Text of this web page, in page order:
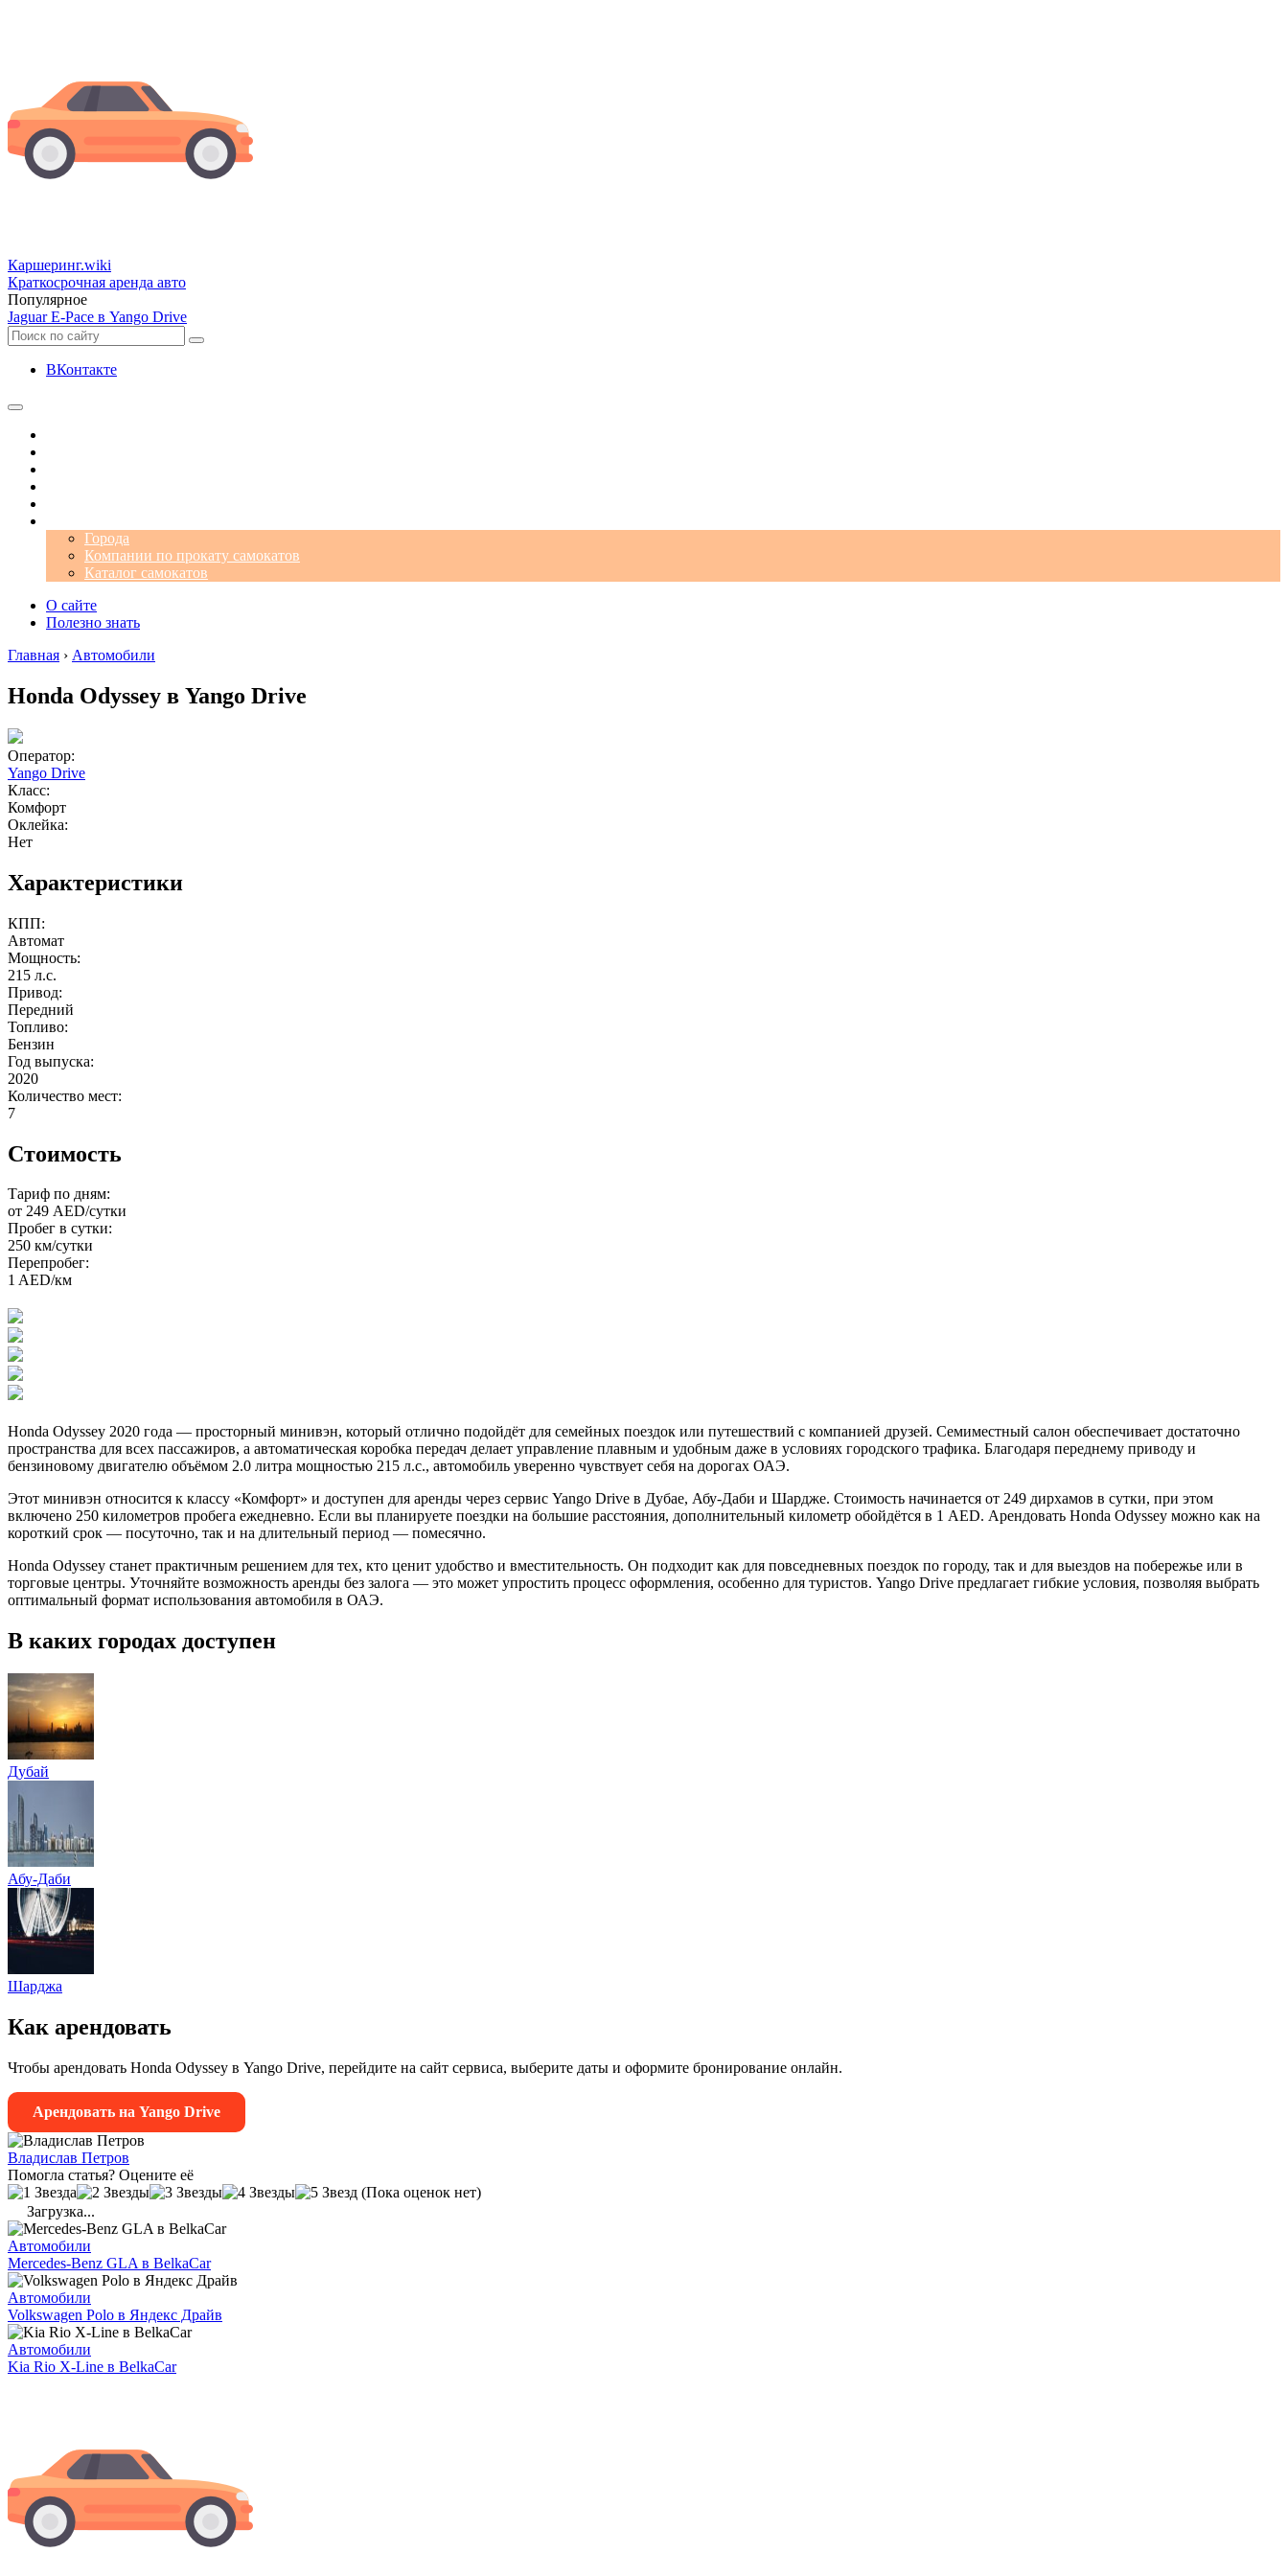
Каршеринг.wiki
Краткосрочная аренда авто
Популярное
Jaguar E-Pace в Yango Drive
ВКонтакте
Города
Компании по прокату самокатов
Каталог самокатов
О сайте
Полезно знать
Главная › Автомобили
Honda Odyssey в Yango Drive
Оператор:
Yango Drive
Класс:
Комфорт
Оклейка:
Нет
Характеристики
КПП:
Автомат
Мощность:
215 л.с.
Привод:
Передний
Топливо:
Бензин
Год выпуска:
2020
Количество мест:
7
Стоимость
Тариф по дням:
от 249 AED/сутки
Пробег в сутки:
250 км/сутки
Перепробег:
1 AED/км
Honda Odyssey 2020 года — просторный минивэн, который отлично подойдёт для семейных поездок или путешествий с компанией друзей. Семиместный салон обеспечивает достаточно
пространства для всех пассажиров, а автоматическая коробка передач делает управление плавным и удобным даже в условиях городского трафика. Благодаря переднему приводу и
бензиновому двигателю объёмом 2.0 литра мощностью 215 л.с., автомобиль уверенно чувствует себя на дорогах ОАЭ.
Этот минивэн относится к классу «Комфорт» и доступен для аренды через сервис Yango Drive в Дубае, Абу-Даби и Шардже. Стоимость начинается от 249 дирхамов в сутки, при этом
включено 250 километров пробега ежедневно. Если вы планируете поездки на большие расстояния, дополнительный километр обойдётся в 1 AED. Арендовать Honda Odyssey можно как на
короткий срок — посуточно, так и на длительный период — помесячно.
Honda Odyssey станет практичным решением для тех, кто ценит удобство и вместительность. Он подходит как для повседневных поездок по городу, так и для выездов на побережье или в
торговые центры. Уточняйте возможность аренды без залога — это может упростить процесс оформления, особенно для туристов. Yango Drive предлагает гибкие условия, позволяя выбрать
оптимальный формат использования автомобиля в ОАЭ.
В каких городах доступен
Дубай
Абу-Даби
Шарджа
Как арендовать
Чтобы арендовать Honda Odyssey в Yango Drive, перейдите на сайт сервиса, выберите даты и оформите бронирование онлайн.
Арендовать на Yango Drive
Владислав Петров
Помогла статья? Оцените её
(Пока оценок нет)
Загрузка...
Автомобили
Mercedes-Benz GLA в BelkaCar
Автомобили
Volkswagen Polo в Яндекс Драйв
Автомобили
Kia Rio X-Line в BelkaCar